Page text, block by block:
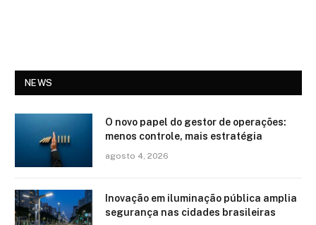
NEWS
O novo papel do gestor de operações:
menos controle, mais estratégia
agosto 4, 2026
Inovação em iluminação pública amplia
segurança nas cidades brasileiras